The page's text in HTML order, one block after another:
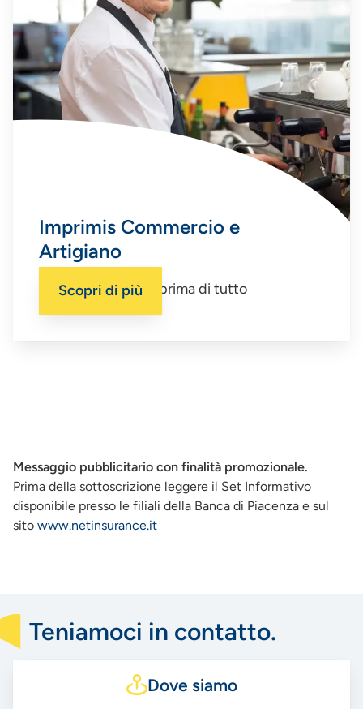
Imprimis Commercio e
Artigiano
Un’impresa sicura, prima di tutto
Scopri di più
Messaggio pubblicitario con finalità promozionale.
Prima della sottoscrizione leggere il Set Informativo
disponibile presso le filiali della Banca di Piacenza e sul
sito www.netinsurance.it
Teniamoci in contatto.
Dove siamo